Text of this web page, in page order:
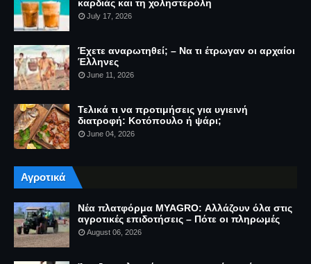
καρδιάς και τη χοληστερόλη
July 17, 2026
Έχετε αναρωτηθεί; – Να τι έτρωγαν οι αρχαίοι
Έλληνες
June 11, 2026
Τελικά τι να προτιμήσεις για υγιεινή
διατροφή: Κοτόπουλο ή ψάρι;
June 04, 2026
Αγροτικά
Νέα πλατφόρμα MYAGRO: Αλλάζουν όλα στις
αγροτικές επιδοτήσεις – Πότε οι πληρωμές
August 06, 2026